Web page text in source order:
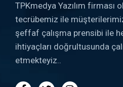
TPKmedya Yazılım firması
tecrübemiz ile
şeffaf çalışma prensibi ile
ihtiyaçları doğrultusunda
etmekteyiz..